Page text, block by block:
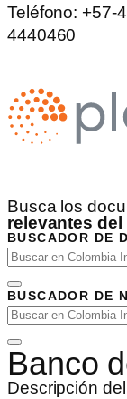
Teléfono: +57-
4440460
Busca los
relevantes
BUSCADOR DE
BUSCADOR DE
Banco
Descripción